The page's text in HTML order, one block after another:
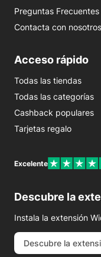
Preguntas Frecuentes
Contacta con nosotros
Acceso rápido
Todas las tiendas
Todas las categorías
Cashback populares
Tarjetas regalo
Excelente
Descubre la
Instala la extensión
Descubre la